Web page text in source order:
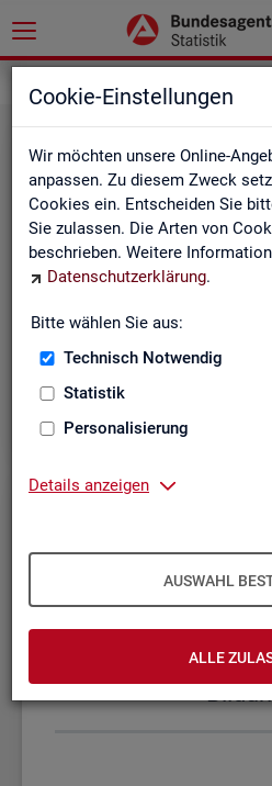
Cookie-Einstellungen
Wir möchten unsere Online-
anpassen. Zu diesem Zweck
Cookies ein. Entscheiden Sie
Sie zulassen. Die Arten von
beschrieben. Weitere
Datenschutzerklärung.
Bitte wählen Sie aus:
Technisch Notwendig
Statistik
Personalisierung
Details anzeigen
AUSWAHL
ALLE